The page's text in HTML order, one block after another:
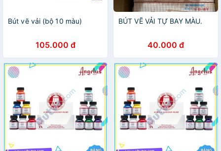
Bút vẽ vải (bộ 10 màu)
105.000 đ
BÚT VẼ VẢI TỰ BAY MÀU.
40.000 đ